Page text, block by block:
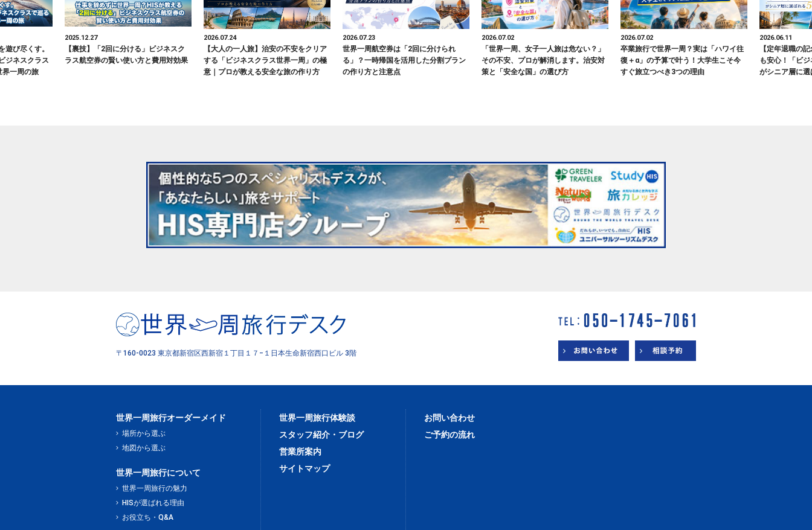
遊び尽くす。
ジネスクラス
界一周の旅
2025.12.27
【裏技】「2回に分ける」ビジネスク
ラス航空券の賢い使い方と費用対効果
2026.07.24
【大人の一人旅】治安の不安をクリア
する「ビジネスクラス世界一周」の極
意｜プロが教える安全な旅の作り方
2026.07.23
世界一周航空券は「2回に分けられ
る」？一時帰国を活用した分割プラン
の作り方と注意点
2026.07.02
「世界一周、女子一人旅は危ない？」
その不安、プロが解消します。治安対
策と「安全な国」の選び方
2026.07.02
卒業旅行で世界一周？実は「ハワイ往
復＋α」の予算で叶う！大学生こそ今
すぐ旅立つべき3つの理由
2026.06.11
【定年退職の
も安心！「ビ
がシニア層に
〒160-0023 東京都新宿区西新宿１丁目１７−１ 日本生命新宿西口ビル 3階
世界一周旅行オーダーメイド
場所から選ぶ
地図から選ぶ
世界一周旅行について
世界一周旅行の魅力
HISが選ばれる理由
お役立ち・Q&A
世界一周旅行体験談
スタッフ紹介・ブログ
営業所案内
サイトマップ
お問い合わせ
ご予約の流れ